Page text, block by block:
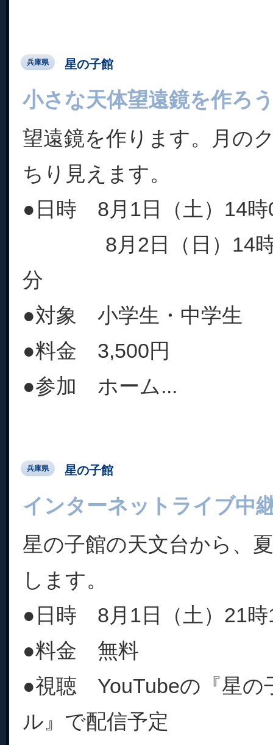
兵庫県 星の子館
小さな天体望遠鏡を作ろ
望遠鏡を作ります。月の
ちり見えます。
●日時 8月1日（土）14時
8月2日（日）14時
分
●対象 小学生・中学生
●料金 3,500円
●参加 ホーム...
兵庫県 星の子館
インターネットライブ中
星の子館の天文台から、
します。
●日時 8月1日（土）21時
●料金 無料
●視聴 YouTubeの『星の
ル』で配信予定